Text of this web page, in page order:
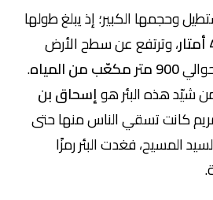
وحجمها الكبير؛ إذ يبلغ طولها
، وترتفع عن سطح الأرض
900 متر مكعّب من المياه
.
شيّد هذه البئر هوإسحاق بن
كانت تسقي الناس منها حتى
المسيح، فغدت البئر رمزًا